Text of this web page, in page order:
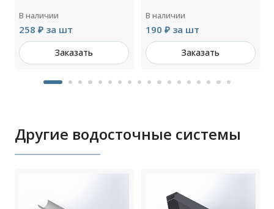
В наличии
258 ₽ за шт
Заказать
В наличии
190 ₽ за шт
Заказать
Другие водосточные системы